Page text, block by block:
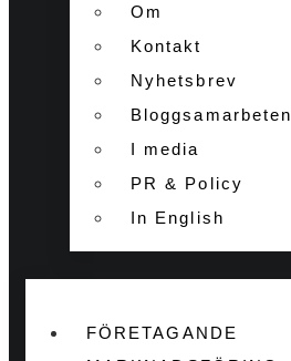
Om
Kontakt
Nyhetsbrev
Bloggsamarbeten
I media
PR & Policy
In English
FÖRETAGANDE